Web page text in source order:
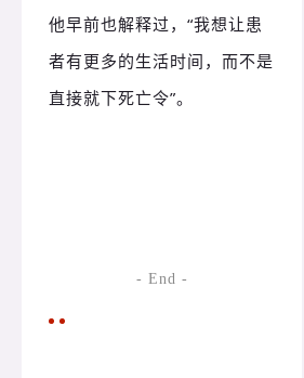
他早前也解释过，“我想让患
者有更多的生活时间，而不是
直接就下死亡令”。
- End -